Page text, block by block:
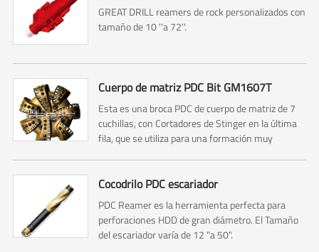
GREAT DRILL reamers de rock personalizados con
tamaño de 10 ''a 72''.
Cuerpo de matriz PDC Bit GM1607T
Esta es una broca PDC de cuerpo de matriz de 7
cuchillas, con Cortadores de Stinger en la última
fila, que se utiliza para una formación muy
Cocodrilo PDC escariador
PDC Reamer es la herramienta perfecta para
perforaciones HDD de gran diámetro. El Tamaño
del escariador varía de 12 "a 50".